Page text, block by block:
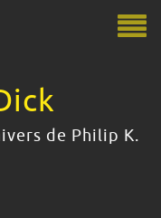
de Philip K.
K. Dick